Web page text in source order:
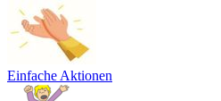
Einfache Aktionen